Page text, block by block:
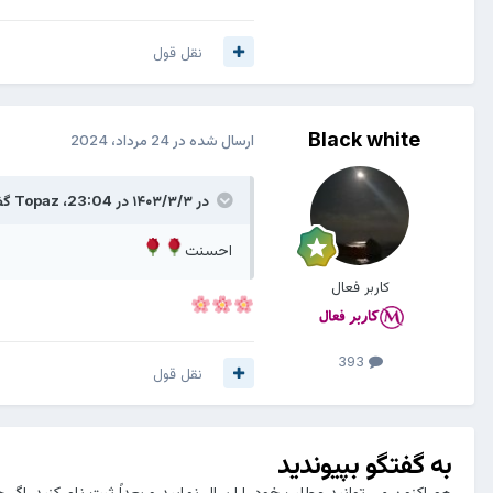
نقل قول
Black white
کاربر فعال
ارسال شده در 24 مرداد، 2024
در ۱۴۰۳/۳/۳ در 23:04، Topaz
احسنت
نقل قول
به گفتگو بپیوندید